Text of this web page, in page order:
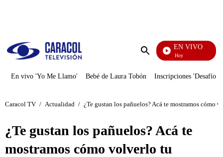
Enviar
EN VIVO
La Finca De Hoy
En vivo 'Yo Me Llamo' Bebé de Laura Tobón Inscripciones 'Desafío'
Caracol TV / Actualidad / ¿Te gustan los pañuelos? Acá te mostramos cómo
¿Te gustan los pañuelos? Acá te
mostramos cómo volverlo tu